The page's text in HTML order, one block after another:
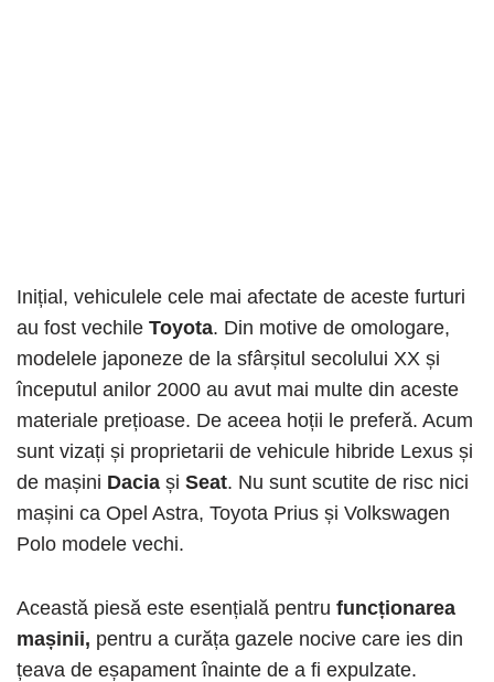
Inițial, vehiculele cele mai afectate de aceste furturi
au fost vechile Toyota. Din motive de omologare,
modelele japoneze de la sfârșitul secolului XX și
începutul anilor 2000 au avut mai multe din aceste
materiale prețioase. De aceea hoții le preferă. Acum
sunt vizați și proprietarii de vehicule hibride Lexus și
de mașini Dacia și Seat. Nu sunt scutite de risc nici
mașini ca Opel Astra, Toyota Prius și Volkswagen
Polo modele vechi.
Această piesă este esențială pentru funcționarea
mașinii, pentru a curăța gazele nocive care ies din
țeava de eșapament înainte de a fi expulzate.